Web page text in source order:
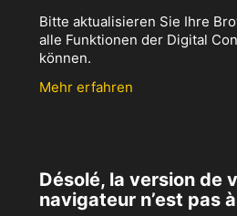
Bitte aktualisieren Sie Ihre
alle Funktionen der Digital
können.
Mehr erfahren
Désolé, la version de
navigateur n’est pas